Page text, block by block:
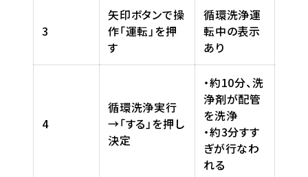
3
矢印ボタンで操
作「運転」を押
す
循環洗浄運
転中の表示
あり
4
循環洗浄実行
→「する」を押し
決定
・約10分、洗
浄剤が配管
を洗浄
・約3分すす
ぎが行なわ
れる